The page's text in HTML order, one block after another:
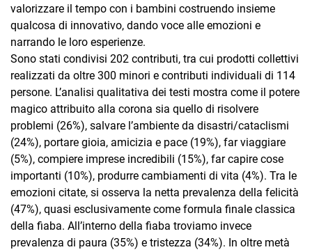
valorizzare il tempo con i bambini costruendo insieme
qualcosa di innovativo, dando voce alle emozioni e
narrando le loro esperienze.
Sono stati condivisi 202 contributi, tra cui prodotti collettivi
realizzati da oltre 300 minori e contributi individuali di 114
persone. L’analisi qualitativa dei testi mostra come il potere
magico attribuito alla corona sia quello di risolvere
problemi (26%), salvare l’ambiente da disastri/cataclismi
(24%), portare gioia, amicizia e pace (19%), far viaggiare
(5%), compiere imprese incredibili (15%), far capire cose
importanti (10%), produrre cambiamenti di vita (4%). Tra le
emozioni citate, si osserva la netta prevalenza della felicità
(47%), quasi esclusivamente come formula finale classica
della fiaba. All’interno della fiaba troviamo invece
prevalenza di paura (35%) e tristezza (34%). In oltre metà